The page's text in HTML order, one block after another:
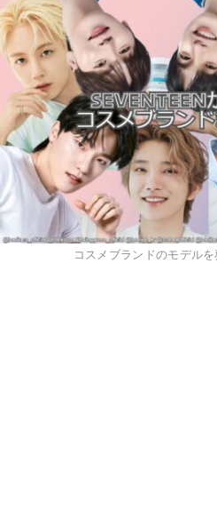
コスメブランドのモデル